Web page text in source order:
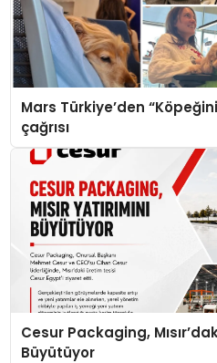
Mars Türkiye’den
çağrısı
Cesur Packaging,
Büyütüyor